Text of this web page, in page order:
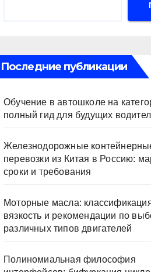
Последние публикации
Обучение в автошколе на
полный гид для будущих
Железнодорожные
перевозки из Китая в Россию:
сроки и требования
Моторные масла:
вязкость и рекомендации по
различных типов двигателей
Полиномиальная философия